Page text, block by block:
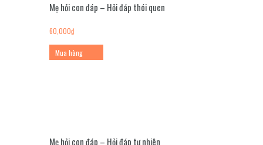
Mẹ hỏi con đáp – Hỏi đáp thói quen
60,000₫
Mua hàng
Mẹ hỏi con đáp – Hỏi đáp tự nhiên